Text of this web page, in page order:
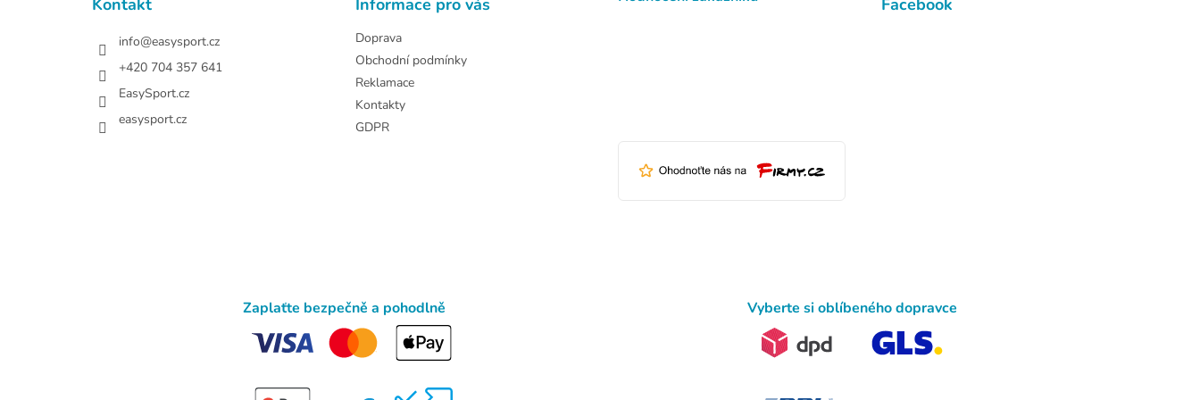
info@easysport.cz
+420 704 357 641
EasySport.cz
easysport.cz
Doprava
Obchodní podmínky
Reklamace
Kontakty
GDPR
Zaplaťte bezpečně a pohodlně Vyberte si oblíbeného dopravce